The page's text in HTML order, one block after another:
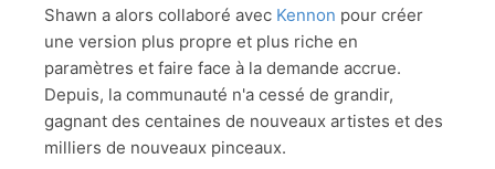
Shawn a alors collaboré avec Kennon pour créer
une version plus propre et plus riche en
paramètres et faire face à la demande accrue.
Depuis, la communauté n'a cessé de grandir,
gagnant des centaines de nouveaux artistes et des
milliers de nouveaux pinceaux.